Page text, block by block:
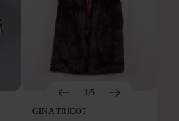
1/5
GINA TRICOT